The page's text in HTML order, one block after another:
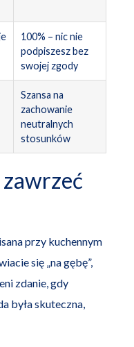
100% – nic nie
podpiszesz bez
swojej zgody
Szansa na
zachowanie
neutralnych
stosunków
przy kuchennym
się „na gębę”,
zdanie, gdy
była skuteczna,